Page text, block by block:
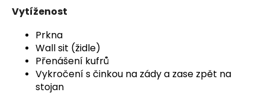
Vytíženost
Prkna
Wall sit (židle)
Přenášení kufrů
Vykročení s činkou na zády a zase zpět na
stojan